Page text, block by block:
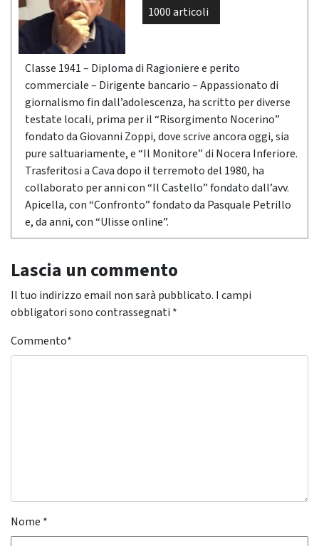
1000 articoli
Classe 1941 – Diploma di Ragioniere e perito
commerciale – Dirigente bancario – Appassionato di
giornalismo fin dall’adolescenza, ha scritto per diverse
testate locali, prima per il “Risorgimento Nocerino”
fondato da Giovanni Zoppi, dove scrive ancora oggi, sia
pure saltuariamente, e “Il Monitore” di Nocera Inferiore.
Trasferitosi a Cava dopo il terremoto del 1980, ha
collaborato per anni con “Il Castello” fondato dall’avv.
Apicella, con “Confronto” fondato da Pasquale Petrillo
e, da anni, con “Ulisse online”.
Lascia un commento
Il tuo indirizzo email non sarà pubblicato. I campi
obbligatori sono contrassegnati *
Commento*
Nome *